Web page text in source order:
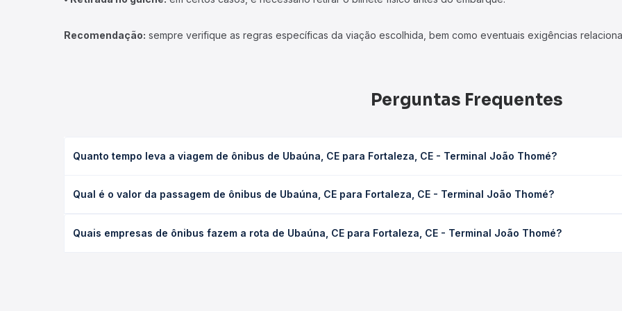
Recomendação: sempre verifique as regras específicas da viação escolhida, bem como eventuais exigências
Perguntas Frequentes
Quanto tempo leva a viagem de ônibus de Ubaúna, CE para Fortaleza, CE - Terminal João Thomé?
(convencional, executivo ou leito) e as condições de tráfego. Na Quero Passagem você consulta os horários
Qual é o valor da passagem de ônibus de Ubaúna, CE para Fortaleza, CE - Terminal João Thomé?
tipo de poltrona e a antecedência da compra. Na Quero Passagem você compara os preços de todas as viações em
Quais empresas de ônibus fazem a rota de Ubaúna, CE para Fortaleza, CE - Terminal João Thomé?